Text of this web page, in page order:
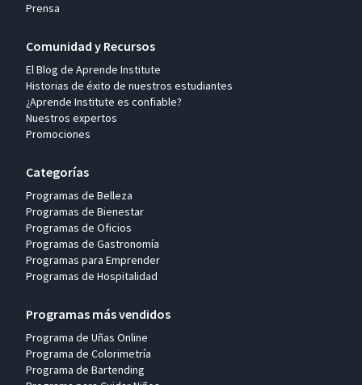
Prensa
Comunidad y Recursos
El Blog de Aprende Institute
Historias de éxito de nuestros estudiantes
¿Aprende Institute es confiable?
Nuestros expertos
Promociones
Categorías
Programas de Belleza
Programas de Bienestar
Programas de Oficios
Programas de Gastronomía
Programas para Emprender
Programas de Hospitalidad
Programas más vendidos
Programa de Uñas Online
Programa de Colorimetría
Programa de Bartending